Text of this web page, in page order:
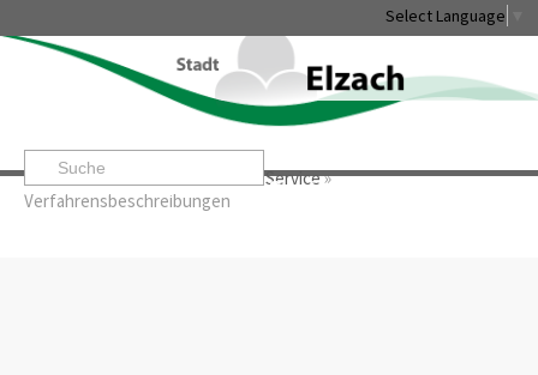
Select Language
Startseite» »Service»
Verfahrensbeschreibungen
Leben & Erleben Rathaus & Service